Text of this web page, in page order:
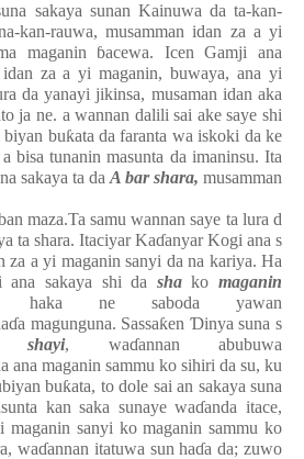
sakaya sunan Kainuwa da ta-kan-
kan-rauwa, musamman idan za a yi
maganin ɓacewa. Icen Gamji ana
idan za a yi maganin, buwaya, ana yi
da yanayi jikinsa, musaman idan aka
ja ne. a wannan dalili sai ake saye shi
biyan buƙata da faranta wa iskoki da ke
bisa tunanin masunta da imaninsu. Ita
sakaya ta da A bar shara, musamman
maza.Ta samu wannan saye ta lura d
ta shara. Itaciyar Kaɗanyar Kogi ana s
za a yi maganin sanyi da na kariya. Ha
sakaya shi da shakomaganin
haka ne saboda yawan
ɗa magunguna. Sassaƙen Ɗinya suna s
shayi, waɗannan abubuwa
ana maganin sammu ko sihiri da su, ku
buƙata, to dole sai an sakaya suna
kan saka sunaye waɗanda itace,
maganin sanyi ko maganin sammu ko
waɗannan itatuwa sun haɗa da; zuwo